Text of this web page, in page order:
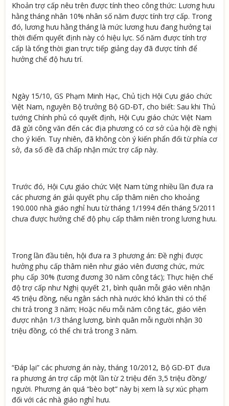
Khoản trợ cấp nêu trên được tính theo công thức: Lương hưu
hằng tháng nhân 10% nhân số năm được tính trợ cấp. Trong
đó, lương hưu hằng tháng là mức lương hưu đang hưởng tại
thời điểm quyết định này có hiệu lực. Số năm được tính trợ
cấp là tổng thời gian trực tiếp giảng dạy đã được tính để
hưởng chế độ hưu trí.
Ngày 15/10, GS Phạm Minh Hạc, Chủ tịch Hội Cựu giáo chức
Việt Nam, nguyên Bộ trưởng Bộ GD-ĐT, cho biết: Sau khi Thủ
tướng Chính phủ có quyết định, Hội Cựu giáo chức Việt Nam
đã gửi công văn đến các địa phương có cơ sở của hội đề nghị
cho ý kiến. Tuy nhiên, đã không còn ý kiến phẩn đối từ phía cơ
sở, đa số đề đã chấp nhận mức trợ cấp này.
Trước đó, Hội Cựu giáo chức Việt Nam từng nhiều lần đưa ra
các phương án giải quyết phụ cấp thâm niên cho khoảng
190.000 nhà giáo nghỉ hưu từ tháng 1/1994 đến tháng 5/2011
chưa được hưởng chế độ phụ cấp thâm niên trong lương hưu.
Trong lần đầu tiên, hội đưa ra 3 phương án: Đề nghị được
hưởng phụ cấp thâm niên như giáo viên đương chức, mức
phụ cấp 30% (tương đương 30 năm công tác); Thực hiện chế
độ trợ cấp như Nghị quyết 21, bình quân mỗi giáo viên nhận
45 triệu đồng, nếu ngân sách nhà nước khó khăn thì có thể
chi trả trong 3 năm; Hoặc nếu mỗi năm công tác, giáo viên
được nhận 1/3 tháng lương, bình quân mỗi người nhận 30
triệu đồng, có thể chi trả trong 3 năm.
“Đáp lại” các phương án này, tháng 10/2012, Bộ GD-ĐT đưa
ra phương án trợ cấp một lần từ 2 triệu đến 3,5 triệu đồng/
người. Phương án quá “bèo bọt” này bị xem là sự xúc phạm
đối với các nhà giáo nghỉ hưu.